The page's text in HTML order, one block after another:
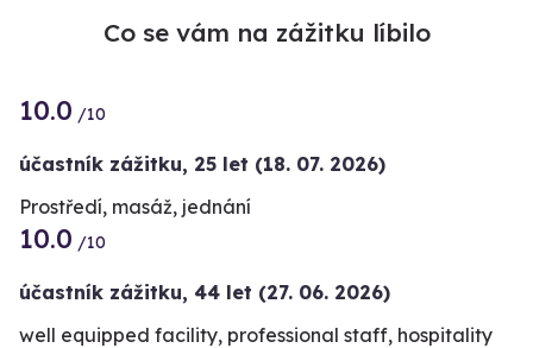
Co se vám na zážitku líbilo
10.0 /10
účastník zážitku, 25 let (18. 07. 2026)
Prostředí, masáž, jednání
10.0 /10
účastník zážitku, 44 let (27. 06. 2026)
well equipped facility, professional staff, hospitality